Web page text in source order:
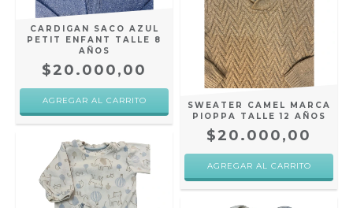
CARDIGAN SACO AZUL
PETIT ENFANT TALLE 8
AÑOS
$20.000,00
SWEATER CAMEL MARCA
PIOPPA TALLE 12 AÑOS
$20.000,00